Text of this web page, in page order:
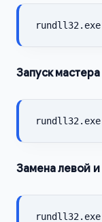
Запуск
rundll32.exe
Замена левой
rundll32.exe